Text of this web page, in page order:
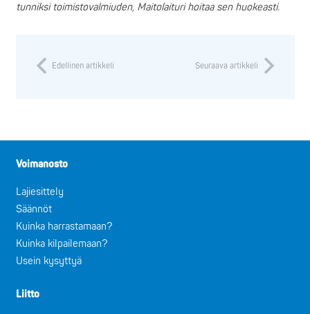
tunniksi toimistovalmiuden, Maitolaituri hoitaa sen huokeasti.
Edellinen artikkeli Seuraava artikkeli
Voimanosto
Lajiesittely
Säännöt
Kuinka harrastamaan?
Kuinka kilpailemaan?
Usein kysyttyä
Liitto